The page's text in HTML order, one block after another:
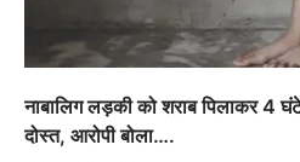
नाबालिग लड़की को शराब पिलाकर 4
दोस्त, आरोपी बोला….